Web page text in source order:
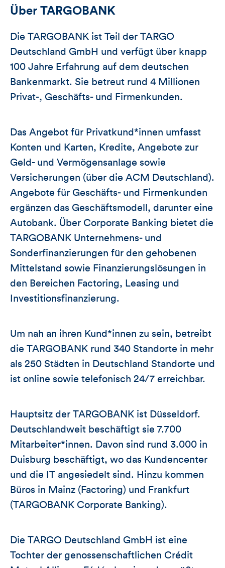
Über TARGOBANK
Die TARGOBANK ist Teil der TARGO
Deutschland GmbH und verfügt über knapp
100 Jahre Erfahrung auf dem deutschen
Bankenmarkt. Sie betreut rund 4 Millionen
Privat-, Geschäfts- und Firmenkunden.
Das Angebot für Privatkund*innen umfasst
Konten und Karten, Kredite, Angebote zur
Geld- und Vermögensanlage sowie
Versicherungen (über die ACM Deutschland).
Angebote für Geschäfts- und Firmenkunden
ergänzen das Geschäftsmodell, darunter eine
Autobank. Über Corporate Banking bietet die
TARGOBANK Unternehmens- und
Sonderfinanzierungen für den gehobenen
Mittelstand sowie Finanzierungslösungen in
den Bereichen Factoring, Leasing und
Investitionsfinanzierung.
Um nah an ihren Kund*innen zu sein, betreibt
die TARGOBANK rund 340 Standorte in mehr
als 250 Städten in Deutschland Standorte und
ist online sowie telefonisch 24/7 erreichbar.
Hauptsitz der TARGOBANK ist Düsseldorf.
Deutschlandweit beschäftigt sie 7.700
Mitarbeiter*innen. Davon sind rund 3.000 in
Duisburg beschäftigt, wo das Kundencenter
und die IT angesiedelt sind. Hinzu kommen
Büros in Mainz (Factoring) und Frankfurt
(TARGOBANK Corporate Banking).
Die TARGO Deutschland GmbH ist eine
Tochter der genossenschaftlichen Crédit